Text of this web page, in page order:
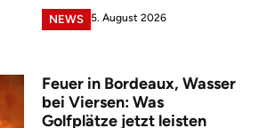
NEWS 5. August 2026
Feuer in Bordeaux, Wasser
bei Viersen: Was
Golfplätze jetzt leisten